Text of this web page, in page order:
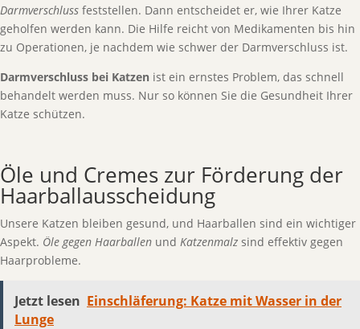
Darmverschluss feststellen. Dann entscheidet er, wie Ihrer Katze
geholfen werden kann. Die Hilfe reicht von Medikamenten bis hin
zu Operationen, je nachdem wie schwer der Darmverschluss ist.
Darmverschluss bei Katzen ist ein ernstes Problem, das schnell
behandelt werden muss. Nur so können Sie die Gesundheit Ihrer
Katze schützen.
Öle und Cremes zur Förderung der
Haarballausscheidung
Unsere Katzen bleiben gesund, und Haarballen sind ein wichtiger
Aspekt. Öle gegen Haarballen und Katzenmalz sind effektiv gegen
Haarprobleme.
Jetzt lesen Einschläferung: Katze mit Wasser in der
Lunge